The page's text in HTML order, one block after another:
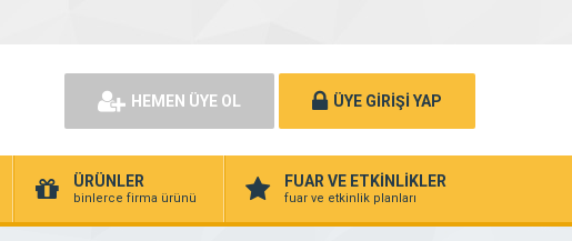
HEMEN ÜYE OL ÜYE GİRİŞİ YAP
ÜRÜNLER
binlerce firma ürünü
FUAR VE ETKİNLİKLER
fuar ve etkinlik planları